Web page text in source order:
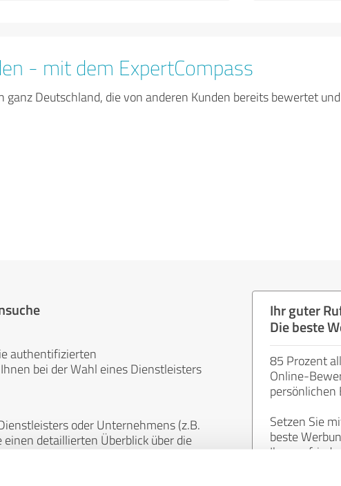
- mit dem ExpertCompass
Deutschland, die von anderen Kunden bereits bewertet
authentifizierten
bei der Wahl eines Dienstleisters
oder Unternehmens (z.B.
detaillierten Überblick über die
Ihr guter
Die beste
85 Prozent
Online-
persönlichen
Setzen Sie
beste
Ihrer